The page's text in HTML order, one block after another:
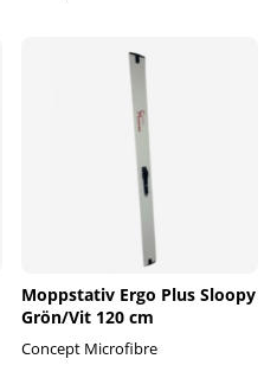
Moppstativ Ergo Plus Sloopy
Grön/Vit 120 cm
Concept Microfibre